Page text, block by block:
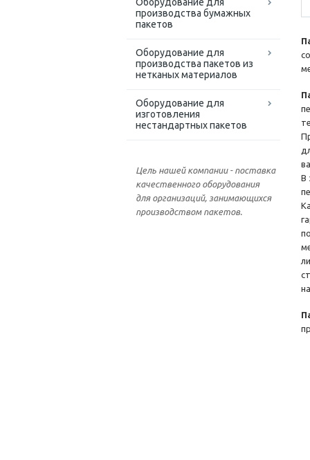
производства бумажных
пакетов
Оборудование для
производства пакетов из
нетканых материалов
Оборудование для
изготовления
нестандартных пакетов
Цель нашей компании - поставка
качественного оборудования
для организаций, занимающихся
производством пакетов.
В